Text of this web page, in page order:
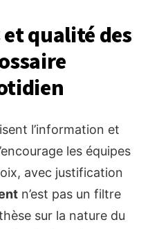
qualité des
l’information et
les équipes
avec justification
n’est pas un filtre
sur la nature du